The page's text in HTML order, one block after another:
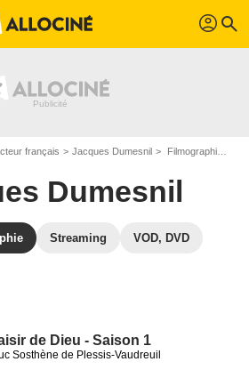
profil search
français Jacques Dumesnil Filmographie Jacques Dumesnil
Dumesnil
Streaming VOD, DVD
de Dieu - Saison 1
Sosthène de Plessis-Vaudreuil